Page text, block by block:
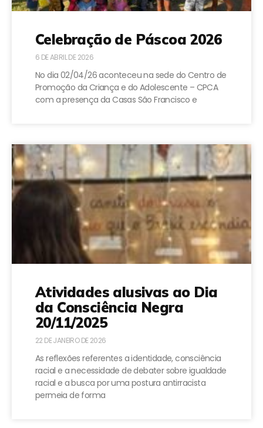
Celebração de Páscoa 2026
6 DE ABRIL DE 2026
No dia 02/04/26 aconteceu na sede do Centro de
Promoção da Criança e do Adolescente – CPCA
com a presença da Casas São Francisco e
Atividades alusivas ao Dia
da Consciência Negra
20/11/2025
22 DE JANEIRO DE 2026
As reflexões referentes a identidade, consciência
racial e a necessidade de debater sobre igualdade
racial e a busca por uma postura antirracista
permeia de forma